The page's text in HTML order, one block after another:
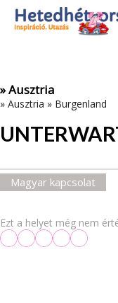
Az oldal sütiket
Adatvédelmi
» Ausztria
» Ausztria » Burgenland
Magyar kapcsolat
Ezt a helyet még nem